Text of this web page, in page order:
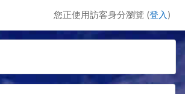
您正使用訪客身分瀏覽 (登入)